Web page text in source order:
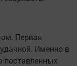
Первая
Именно в
поставленных